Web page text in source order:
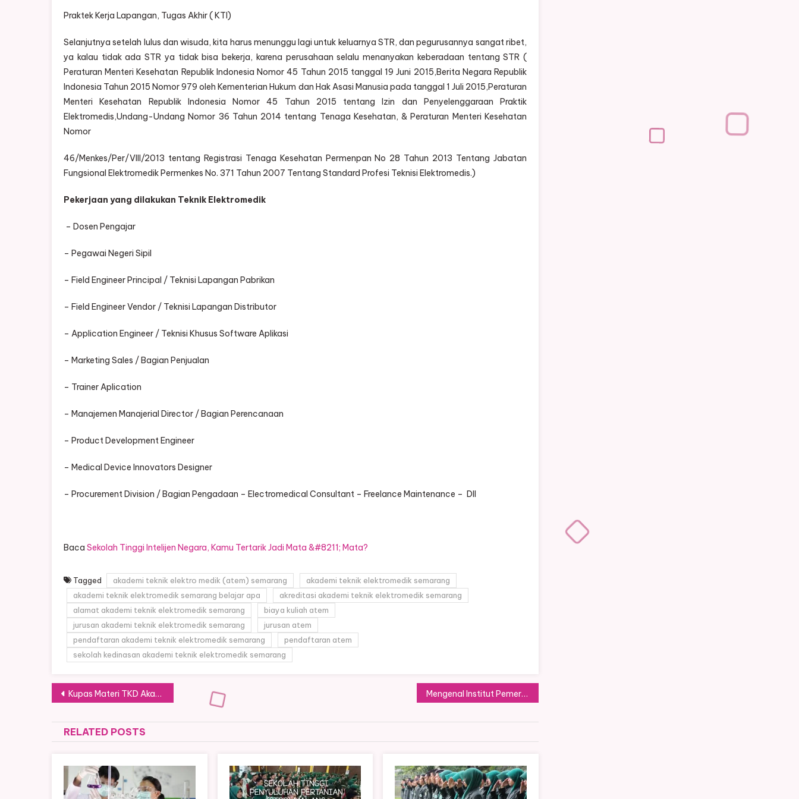
Praktek Kerja Lapangan, Tugas Akhir ( KTI)
Selanjutnya setelah lulus dan wisuda, kita harus menunggu lagi untuk keluarnya STR, dan pegurusannya sangat ribet,
ya kalau tidak ada STR ya tidak bisa bekerja, karena perusahaan selalu menanyakan keberadaan tentang STR (
Peraturan Menteri Kesehatan Republik Indonesia Nomor 45 Tahun 2015 tanggal 19 Juni 2015,Berita Negara Republik
Indonesia Tahun 2015 Nomor 979 oleh Kementerian Hukum dan Hak Asasi Manusia pada tanggal 1 Juli 2015,Peraturan
Menteri Kesehatan Republik Indonesia Nomor 45 Tahun 2015 tentang Izin dan Penyelenggaraan Praktik
Elektromedis,Undang-Undang Nomor 36 Tahun 2014 tentang Tenaga Kesehatan, & Peraturan Menteri Kesehatan
Nomor
46/Menkes/Per/VIII/2013 tentang Registrasi Tenaga Kesehatan Permenpan No 28 Tahun 2013 Tentang Jabatan
Fungsional Elektromedik Permenkes No. 371 Tahun 2007 Tentang Standard Profesi Teknisi Elektromedis.)
Pekerjaan yang dilakukan Teknik Elektromedik
– Dosen Pengajar
– Pegawai Negeri Sipil
– Field Engineer Principal / Teknisi Lapangan Pabrikan
– Field Engineer Vendor / Teknisi Lapangan Distributor
– Application Engineer / Teknisi Khusus Software Aplikasi
– Marketing Sales / Bagian Penjualan
– Trainer Aplication
– Manajemen Manajerial Director / Bagian Perencanaan
– Product Development Engineer
– Medical Device Innovators Designer
– Procurement Division / Bagian Pengadaan – Electromedical Consultant – Freelance Maintenance – Dll
Baca Sekolah Tinggi Intelijen Negara, Kamu Tertarik Jadi Mata &#8211; Mata?
Tagged akademi teknik elektro medik (atem) semarang
akademi teknik elektromedik semarang
akademi teknik elektromedik semarang belajar apa
akreditasi akademi teknik elektromedik semarang
alamat akademi teknik elektromedik semarang
biaya kuliah atem
jurusan akademi teknik elektromedik semarang
jurusan atem
pendaftaran akademi teknik elektromedik semarang
pendaftaran atem
sekolah kedinasan akademi teknik elektromedik semarang
Post
navigation
Kupas Materi TKD Akademi Militer untuk Calon Taruna Mengenal Institut Pemerintahan Dalam Negeri Lebih Dekat
RELATED POSTS